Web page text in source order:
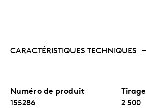
CARACTÉRISTIQUES TECHNIQUES
Numéro de produit
155286
Tirage
2 500